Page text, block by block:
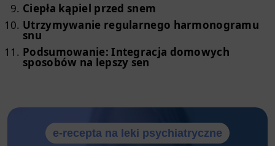
Ciepła kąpiel przed snem
Utrzymywanie regularnego harmonogramu
snu
Podsumowanie: Integracja domowych
sposobów na lepszy sen
e-recepta na leki psychiatryczne